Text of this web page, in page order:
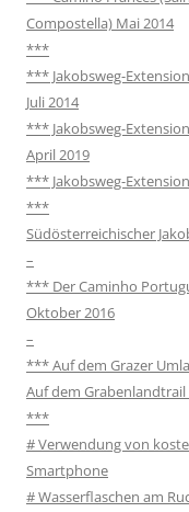
Compostella) Mai 2014
***
*** Jakobsweg-
Juli 2014
*** Jakobsweg-
April 2019
*** Jakobsweg-
***
Südösterreichischer
–
*** Der Caminho
Oktober 2016
–
*** Auf dem Grazer
Auf dem Grabenlandtrail
***
# Verwendung von
Smartphone
# Wasserflaschen am